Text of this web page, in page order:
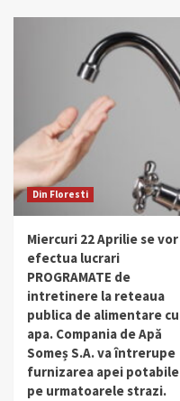
Din Floresti
Miercuri 22 Aprilie se vor
efectua lucrari
PROGRAMATE de
intretinere la reteaua
publica de alimentare cu
apa. Compania de Apă
Someș S.A. va întrerupe
furnizarea apei potabile
pe urmatoarele strazi.